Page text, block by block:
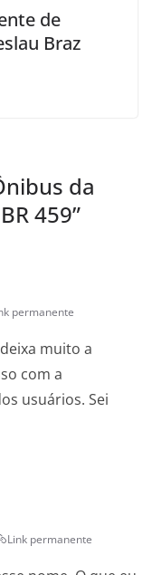
de
Braz
da
459”
permanente
muito a
com a
usuários. Sei
Link permanente